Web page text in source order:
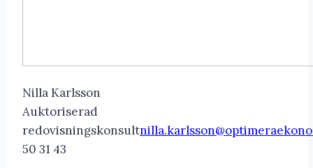
Nilla Karlsson
Auktoriserad
redovisningskonsult
50 31 43